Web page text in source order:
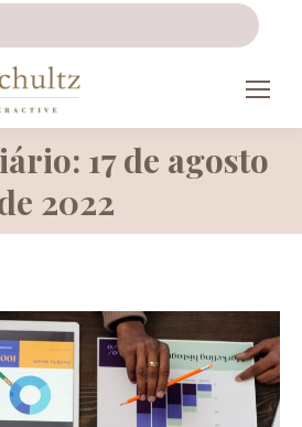
17 de agosto
2022
Você está aqui: